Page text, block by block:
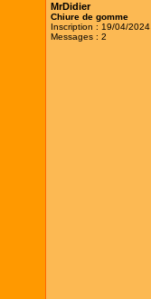
MrDidier
Chiure de gomme
Inscription : 19/04/2024
Messages : 2